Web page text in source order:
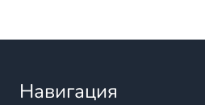
Навигация